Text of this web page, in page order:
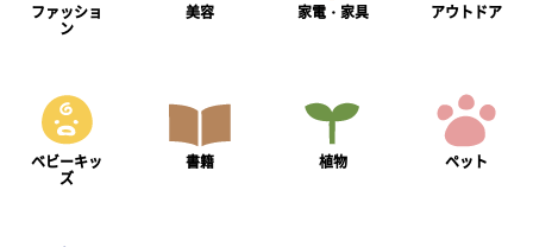
ファッショ
ン
美容 家電・家具 アウトドア
ベビーキッ
ズ
書籍 植物 ペット